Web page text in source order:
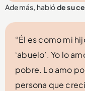
Además, hablóde su
“Él es como mi
‘abuelo’. Yo lo
pobre. Lo amo
persona que